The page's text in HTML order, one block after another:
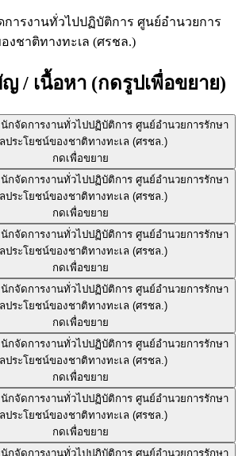
/ เนื้อหา (กดรูปเพื่อขยาย)
กดเพื่อขยาย
กดเพื่อขยาย
กดเพื่อขยาย
กดเพื่อขยาย
กดเพื่อขยาย
กดเพื่อขยาย